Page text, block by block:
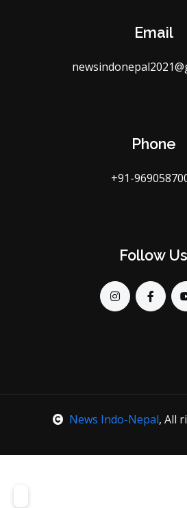
Email
Phone
+91-
Follow Us
News Indo-Nepal, All